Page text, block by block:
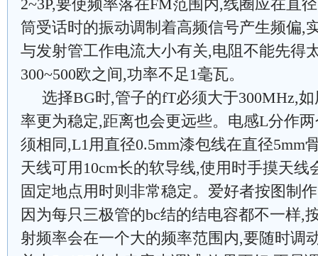
2~3P,要使频率落在FM范围内,线圈应在直
筒受话时的振动调制着高频信号产生频偏,
与发射管工作电流大小有关,电阻不能先得
300~500欧之间,功率不足1毫瓦。
选择BG时,管子的fT必须大于300MHz,如
率更为稳定,距离也会更远些。电感L分作
须相同,L1用直径0.5mm漆包线在直径5mm
天线可用10cm长的软导线,使用时手摸天线
固定地点用时则非常稳定。爱好者按图制
因为每只三极管的bc结的结电容都不一样,
射频率会在一个大的频率范围内,要随时调